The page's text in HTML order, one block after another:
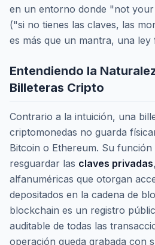
en un entorno donde "not
("si no tienes las claves, las
es más que un mantra, una ley
Entendiendo la
Billeteras Cripto
Contrario a la intuición, una
criptomonedas no guarda
Bitcoin o Ethereum. Su función
resguardar las claves privadas
alfanuméricas que otorgan
depositados en la cadena de
blockchain es un registro
auditable de todas las
operación queda grabada con